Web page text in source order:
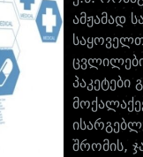
ამჟამად
პაკეტები
შრომის,